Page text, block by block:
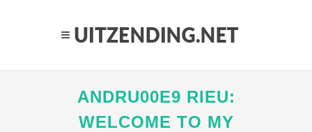
ANDRU00E9 RIEU:
WELCOME TO MY